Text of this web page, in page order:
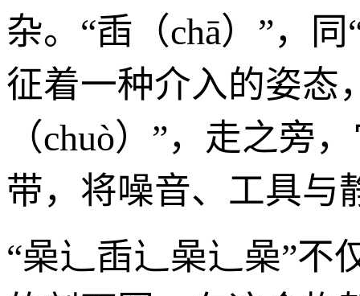
杂。“臿（chā）”，
征着一种介入的姿态
（chuò）”，走之旁
带，将噪音、工具与
“喿辶臿辶喿辶喿”不